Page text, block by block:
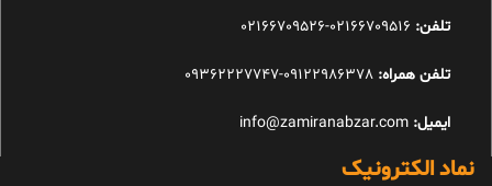
تلفن:
تلفن همراه: 09122986378-09362227747
ایمیل:
نماد الکترونیک